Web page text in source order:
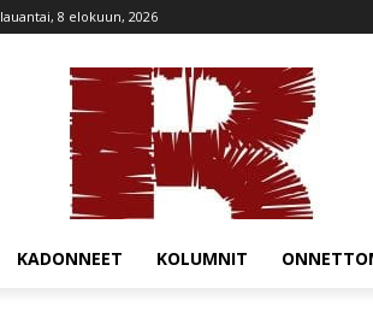
lauantai, 8 elokuun, 2026
KADONNEET KOLUMNIT